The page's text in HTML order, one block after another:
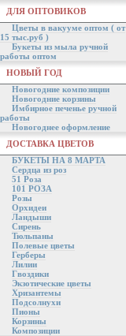
ДЛЯ ОПТОВИКОВ
Цветы в вакууме оптом ( от
15 тыс.руб )
Букеты из мыла ручной
работы оптом
НОВЫЙ ГОД
Новогодние композиции
Новогодние корзины
Имбирное печенье ручной
работы
Новогоднее оформление
ДОСТАВКА ЦВЕТОВ
БУКЕТЫ НА 8 МАРТА
Сердца из роз
51 Роза
101 РОЗА
Розы
Орхидеи
Ландыши
Сирень
Тюльпаны
Полевые цветы
Герберы
Лилии
Гвоздики
Экзотические цветы
Хризантемы
Подсолнухи
Пионы
Корзины
Композиции